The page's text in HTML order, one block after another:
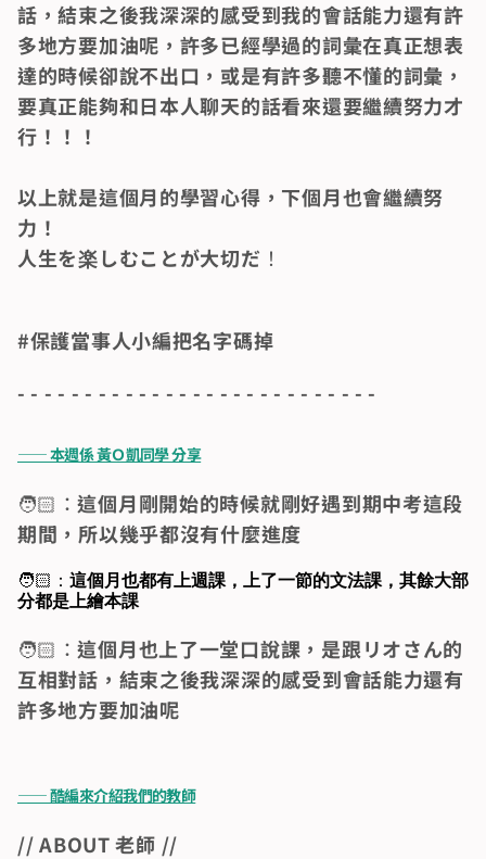
話，結束之後我深深的感受到我的會話能力還有許
多地方要加油呢，許多已經學過的詞彙在真正想表
達的時候卻說不出口，或是有許多聽不懂的詞彙，
要真正能夠和日本人聊天的話看來還要繼續努力才
行！！！
以上就是這個月的學習心得，下個月也會繼續努
力！
人生を楽しむことが大切だ ！
#保護當事人小編把名字碼掉
- - - - - - - - - - - - - - - - - - - - - - - - - - -
—— 本週係 黃Ｏ凱同學 分享
🧑🏻：這個月剛開始的時候就剛好遇到期中考這段
期間，所以幾乎都沒有什麼進度
🧑🏻： 這個月也都有上週課，上了一節的文法課，其餘大部
分都是上繪本課
🧑🏻：這個月也上了一堂口說課，是跟リオさん的
互相對話，結束之後我深深的感受到會話能力還有
許多地方要加油呢
—— 酷編來介紹我們的教師
// ABOUT 老師 //